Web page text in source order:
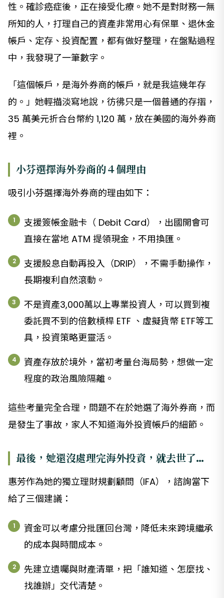
性。確診癌症後，正在接受化療。她不是對財務一無
所知的人，打理自己的資產非常用心有保單、退休金
帳戶、定存、投資配置，都有做好整理，在盤點過程
中，我發現了一筆數字。
「這個帳戶，是海外券商的帳戶，就是我這幾年存
的。」她輕描淡寫地說，彷彿只是一個普通的存摺，
35 萬美元折合台幣約 1,120 萬，放在美國的海外券商
裡。
小芬選擇海外券商的４個理由
吸引小芬選擇海外券商的理由如下：
支援簽帳金融卡（ Debit Card），出國開會可
直接在當地 ATM 提領現金，不用換匯。
支援股息自動再投入（DRIP），不需手動操作，
長期複利自然滾動。
不是資產3,000萬以上專業投資人，可以買到複
委託買不到的倍數槓桿 ETF 、虛擬貨幣 ETF等工
具，投資策略更靈活。
資產存放於境外，當初考量台海局勢，想做一定
程度的政治風險隔離。
這些考量完全合理，問題不在於她選了海外券商，而
是發生了事故，家人不知道海外投資帳戶的細節。
最後，她還沒處理完海外投資，就去世了…
惠芳作為她的獨立理財規劃顧問（IFA），諮詢當下
給了三個建議：
資金可以考慮分批匯回台灣，降低未來跨境繼承
的成本與時間成本。
先建立遺囑與財產清單，把「誰知道、怎麼找、
找誰辦」交代清楚。